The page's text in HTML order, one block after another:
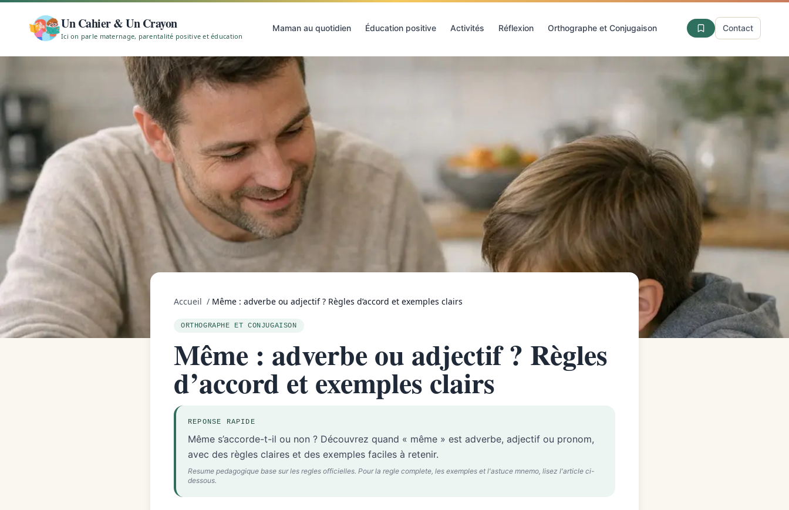
Un Cahier & Un Crayon
Ici on parle maternage, parentalité positive et éducation
Maman au quotidien Éducation positive Activités Réflexion Orthographe et Conjugaison Contact
Accueil / Même : adverbe ou adjectif ? Règles d’accord et exemples clairs
ORTHOGRAPHE ET CONJUGAISON
Même : adverbe ou adjectif ? Règles
d’accord et exemples clairs
REPONSE RAPIDE
Même s’accorde-t-il ou non ? Découvrez quand « même » est adverbe, adjectif ou pronom,
avec des règles claires et des exemples faciles à retenir.
Resume pedagogique base sur les regles officielles. Pour la regle complete, les exemples et l'astuce mnemo, lisez l'article ci-
dessous.